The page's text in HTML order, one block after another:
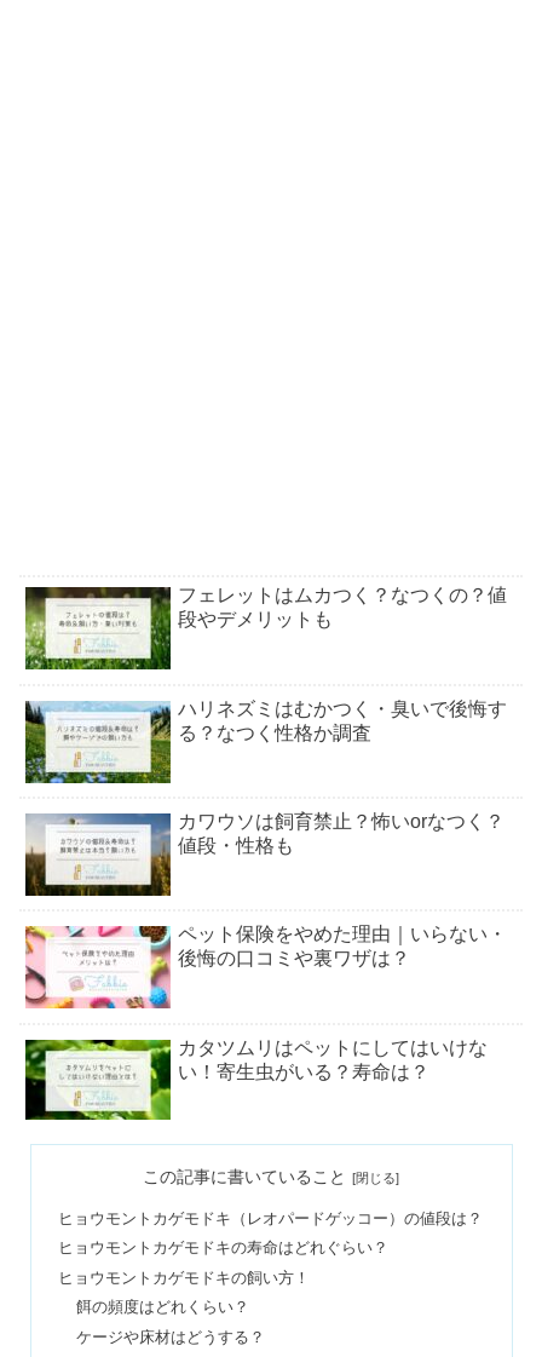
フェレットはムカつく？なつくの？値
段やデメリットも
ハリネズミはむかつく・臭いで後悔す
る？なつく性格か調査
カワウソは飼育禁止？怖いorなつく？
値段・性格も
ペット保険をやめた理由｜いらない・
後悔の口コミや裏ワザは？
カタツムリはペットにしてはいけな
い！寄生虫がいる？寿命は？
する？寿命・性格まとめ
パピヨンが人気ないと噂される理由｜
性格&バタフライの違いとは
この記事に書いていること
ヒョウモントカゲモドキ（レオパードゲッコー）の値段は？
ヒョウモントカゲモドキの寿命はどれぐらい？
ヒョウモントカゲモドキの飼い方！
餌の頻度はどれくらい？
ケージや床材はどうする？